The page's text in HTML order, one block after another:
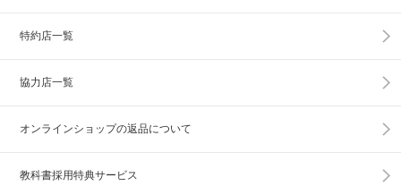
特約店一覧
協力店一覧
オンラインショップの返品について
教科書採用特典サービス